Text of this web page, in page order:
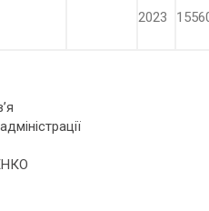
2023